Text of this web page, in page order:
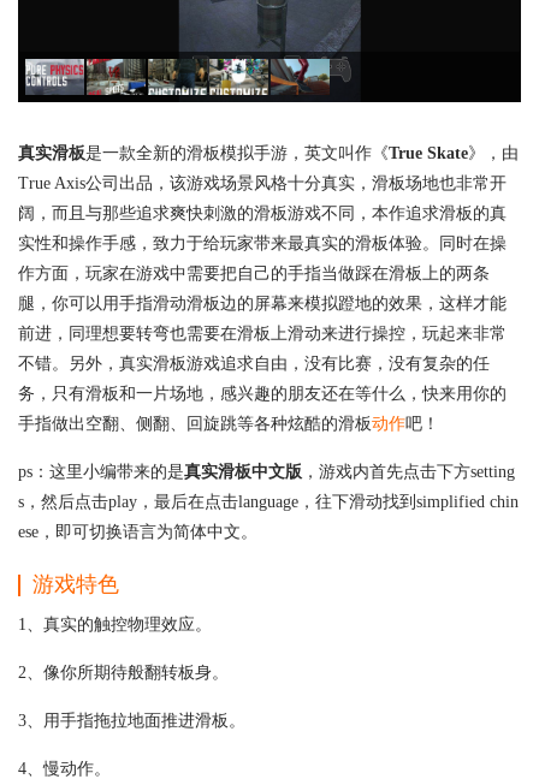
真实滑板是一款全新的滑板模拟手游，英文叫作《True Skate》，由
True Axis公司出品，该游戏场景风格十分真实，滑板场地也非常开
阔，而且与那些追求爽快刺激的滑板游戏不同，本作追求滑板的真
实性和操作手感，致力于给玩家带来最真实的滑板体验。同时在操
作方面，玩家在游戏中需要把自己的手指当做踩在滑板上的两条
腿，你可以用手指滑动滑板边的屏幕来模拟蹬地的效果，这样才能
前进，同理想要转弯也需要在滑板上滑动来进行操控，玩起来非常
不错。另外，真实滑板游戏追求自由，没有比赛，没有复杂的任
务，只有滑板和一片场地，感兴趣的朋友还在等什么，快来用你的
手指做出空翻、侧翻、回旋跳等各种炫酷的滑板动作吧！
ps：这里小编带来的是真实滑板中文版 ，游戏内首先点击下方setting
s，然后点击play，最后在点击language，往下滑动找到simplified chin
ese，即可切换语言为简体中文。
游戏特色
1、真实的触控物理效应。
2、像你所期待般翻转板身。
3、用手指拖拉地面推进滑板。
4、慢动作。